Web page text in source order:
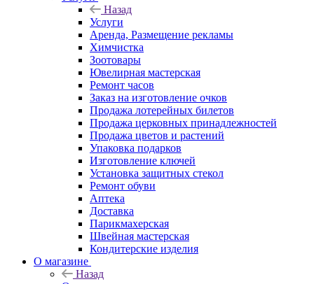
Назад
Услуги
Аренда, Размещение рекламы
Химчистка
Зоотовары
Ювелирная мастерская
Ремонт часов
Заказ на изготовление очков
Продажа лотерейных билетов
Продажа церковных принадлежностей
Продажа цветов и растений
Упаковка подарков
Изготовление ключей
Установка защитных стекол
Ремонт обуви
Аптека
Доставка
Парикмахерская
Швейная мастерская
Кондитерские изделия
О магазине
Назад